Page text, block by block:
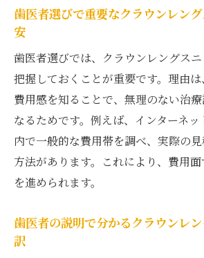
歯医者選びで重要なクラウンレン
安
歯医者選びでは、クラウンレングス
把握しておくことが重要です。理由
費用感を知ることで、無理のない治
なるためです。例えば、インターネ
内で一般的な費用帯を調べ、実際の
方法があります。これにより、費用
を進められます。
歯医者の説明で分かるクラウンレ
訳